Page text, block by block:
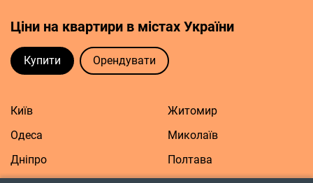
Ціни на квартири в містах України
Купити Орендувати
Київ
Одеса
Дніпро
Житомир
Миколаїв
Полтава